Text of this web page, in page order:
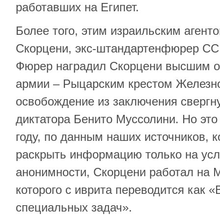
работавших на Египет.
Более того, этим израильским
Скорцени, экс-штандартенфюрер
Фюрер наградил Скорцени высшим
армии – Рыцарским крестом
освобождение из заключения
диктатора Бенито Муссолини. Но
году, по данным наших источников,
раскрыть информацию только на
анонимности, Скорцени работал на
которого с иврита переводится как
специальных задач».